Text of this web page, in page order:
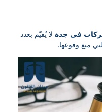
في جدة لا يُقيّم بعدد
منع وقوعها.